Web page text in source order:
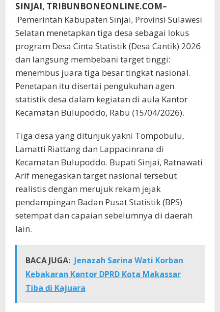
SINJAI, TRIBUNBONEONLINE.COM–
Pemerintah Kabupaten Sinjai, Provinsi Sulawesi
Selatan menetapkan tiga desa sebagai lokus
program Desa Cinta Statistik (Desa Cantik) 2026
dan langsung membebani target tinggi:
menembus juara tiga besar tingkat nasional.
Penetapan itu disertai pengukuhan agen
statistik desa dalam kegiatan di aula Kantor
Kecamatan Bulupoddo, Rabu (15/04/2026).
Tiga desa yang ditunjuk yakni Tompobulu,
Lamatti Riattang dan Lappacinrana di
Kecamatan Bulupoddo. Bupati Sinjai, Ratnawati
Arif menegaskan target nasional tersebut
realistis dengan merujuk rekam jejak
pendampingan Badan Pusat Statistik (BPS)
setempat dan capaian sebelumnya di daerah
lain.
BACA JUGA: Jenazah Sarina Wati Korban
Kebakaran Kantor DPRD Kota Makassar
Tiba di Kajuara